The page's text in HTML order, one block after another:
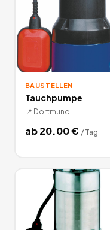
BAUSTELLEN
Tauchpumpe
📍 Dortmund
ab20.00€ / Tag